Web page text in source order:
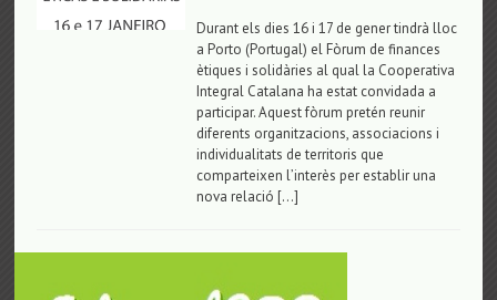
Durant els dies 16 i 17 de gener tindrà lloc
a Porto (Portugal) el Fòrum de finances
ètiques i solidàries al qual la Cooperativa
Integral Catalana ha estat convidada a
participar. Aquest fòrum pretén reunir
diferents organitzacions, associacions i
individualitats de territoris que
comparteixen l’interès per establir una
nova relació […]